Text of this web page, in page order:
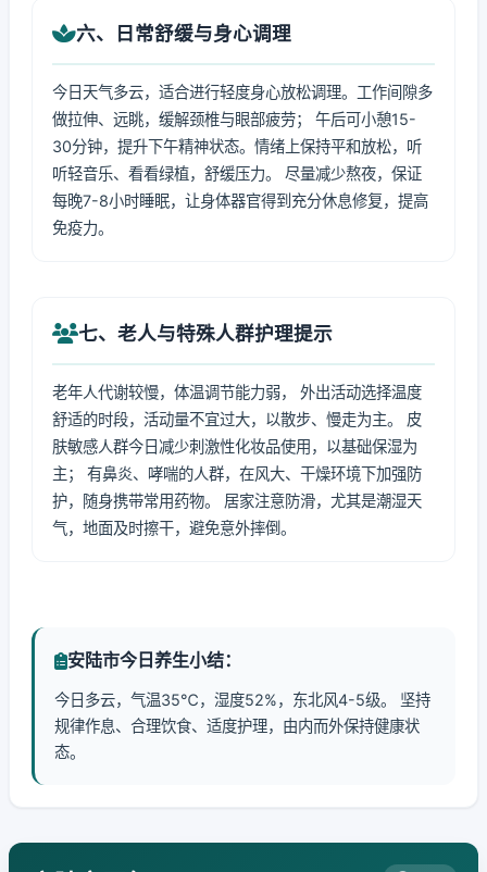
六、日常舒缓与身心调理
今日天气多云，适合进行轻度身心放松调理。工作间隙多
做拉伸、远眺，缓解颈椎与眼部疲劳； 午后可小憩15-
30分钟，提升下午精神状态。情绪上保持平和放松，听
听轻音乐、看看绿植，舒缓压力。 尽量减少熬夜，保证
每晚7-8小时睡眠，让身体器官得到充分休息修复，提高
免疫力。
七、老人与特殊人群护理提示
老年人代谢较慢，体温调节能力弱， 外出活动选择温度
舒适的时段，活动量不宜过大，以散步、慢走为主。 皮
肤敏感人群今日减少刺激性化妆品使用，以基础保湿为
主； 有鼻炎、哮喘的人群，在风大、干燥环境下加强防
护，随身携带常用药物。 居家注意防滑，尤其是潮湿天
气，地面及时擦干，避免意外摔倒。
安陆市今日养生小结：
今日多云，气温35℃，湿度52%，东北风4-5级。 坚持
规律作息、合理饮食、适度护理，由内而外保持健康状
态。